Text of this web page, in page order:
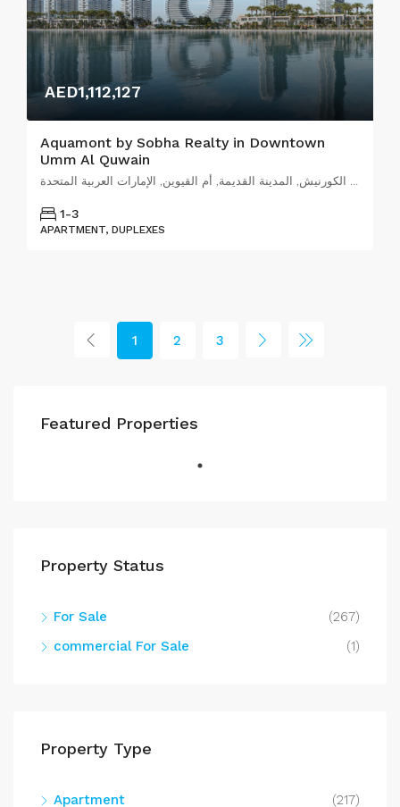
AED1,112,127
Aquamont by Sobha Realty in Downtown
Umm Al Quwain
شارع الكورنيش, المدينة القديمة, أم القيوين, الإمارات العربية المتحدة
1-3
APARTMENT, DUPLEXES
1 2 3
Featured Properties
Property Status
For Sale
(267)
commercial For Sale
(1)
Property Type
Apartment
(217)